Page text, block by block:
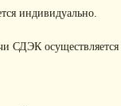
индивидуально.
СДЭК